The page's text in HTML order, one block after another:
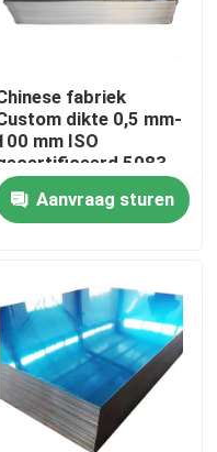
fabriek
dikte 0,5 mm-
mm ISO
5083
legering 1060
aluminium plaat
Aanvraag sturen